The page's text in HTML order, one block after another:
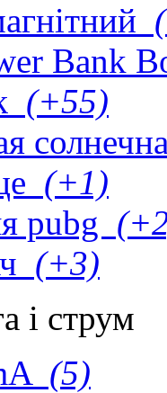
Bank
(+55)
(+1)
pubg
(+3)
і струм
(5)